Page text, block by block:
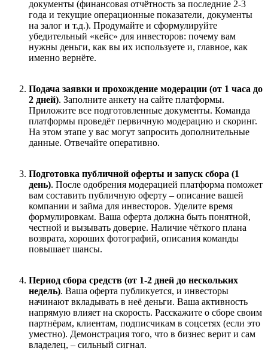
документы (финансовая отчётность за последние 2-3
года и текущие операционные показатели, документы
на залог и т.д.). Продумайте и сформулируйте
убедительный «кейс» для инвесторов: почему вам
нужны деньги, как вы их используете и, главное, как
именно вернёте.
Подача заявки и прохождение модерации (от 1 часа до
2 дней). Заполните анкету на сайте платформы.
Приложите все подготовленные документы. Команда
платформы проведёт первичную модерацию и скоринг.
На этом этапе у вас могут запросить дополнительные
данные. Отвечайте оперативно.
Подготовка публичной оферты и запуск сбора (1
день). После одобрения модерацией платформа поможет
вам составить публичную оферту – описание вашей
компании и займа для инвесторов. Уделите время
формулировкам. Ваша оферта должна быть понятной,
честной и вызывать доверие. Наличие чёткого плана
возврата, хороших фотографий, описания команды
повышает шансы.
Период сбора средств (от 1-2 дней до нескольких
недель). Ваша оферта публикуется, и инвесторы
начинают вкладывать в неё деньги. Ваша активность
напрямую влияет на скорость. Расскажите о сборе своим
партнёрам, клиентам, подписчикам в соцсетях (если это
уместно). Демонстрация того, что в бизнес верит и сам
владелец, – сильный сигнал.